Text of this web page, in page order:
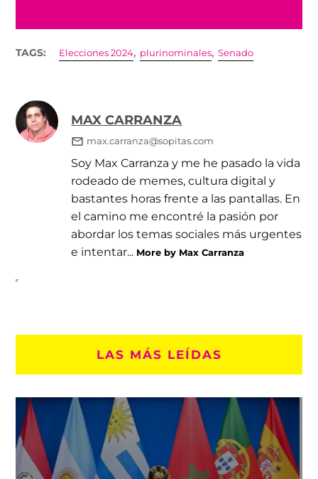
TAGS: Elecciones 2024, plurinominales,Senado
MAX CARRANZA
max.carranza@sopitas.com
Soy Max Carranza y me he pasado la vida
rodeado de memes, cultura digital y
bastantes horas frente a las pantallas. En
el camino me encontré la pasión por
abordar los temas sociales más urgentes
e intentar... More by Max Carranza
LAS MÁS LEÍDAS